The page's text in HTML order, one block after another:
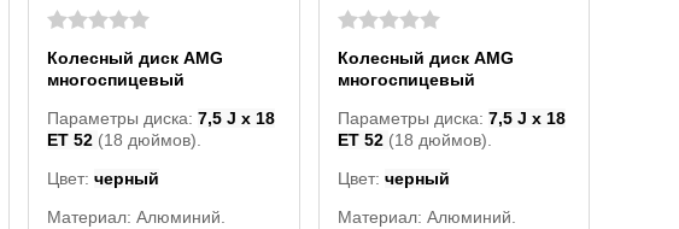
Колесный диск AMG
многоспицевый
Параметры диска:7,5 J x 18
ET 52 (18 дюймов).
Цвет:черный
Материал: Алюминий.
Колесный диск AMG
многоспицевый
Параметры диска: 7,5 J x 18
ET 52 (18 дюймов).
Цвет: черный
Материал: Алюминий.